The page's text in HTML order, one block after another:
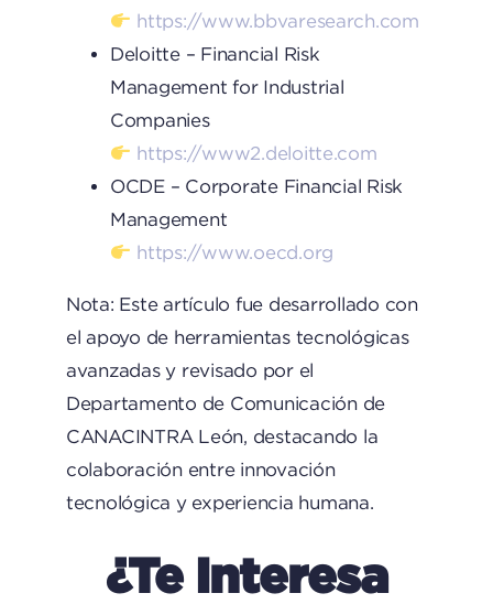
https://www.bbvaresearch.com
Deloitte – Financial Risk
Management for Industrial
Companies
https://www2.deloitte.com
OCDE – Corporate Financial Risk
Management
https://www.oecd.org
Nota: Este artículo fue desarrollado con
el apoyo de herramientas tecnológicas
avanzadas y revisado por el
Departamento de Comunicación de
CANACINTRA León, destacando la
colaboración entre innovación
tecnológica y experiencia humana.
¿Te Interesa